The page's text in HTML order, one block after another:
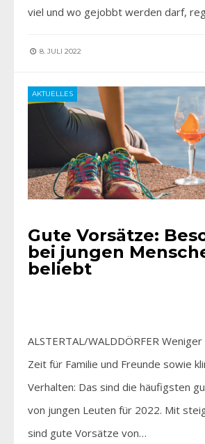
viel und wo gejobbt werden darf,
8. JULI 2022
AKTUELLES
Gute Vorsätze:
bei jungen
beliebt
ALSTERTAL/WALDDÖRFER
Zeit für Familie und Freunde sowie
Verhalten: Das sind die häufigsten
von jungen Leuten für 2022. Mit
sind gute Vorsätze von…